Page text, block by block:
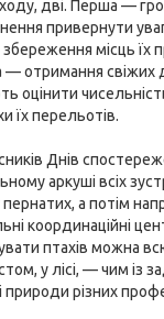
дві. Перша —
привернути
збереження місць їх
отримання свіжих
оцінити
їх перельотів.
Днів
аркуші всіх
а потім
координаційні
птахів можна
у лісі, — чим із
різних